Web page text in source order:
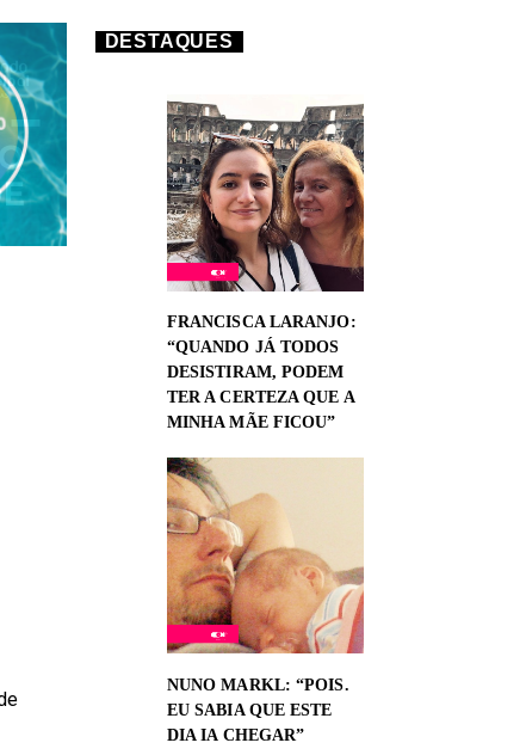
DESTAQUES
FRANCISCA LARANJO:
“QUANDO JÁ TODOS
DESISTIRAM, PODEM
TER A CERTEZA QUE A
MINHA MÃE FICOU”
NUNO MARKL: “POIS.
EU SABIA QUE ESTE
DIA IA CHEGAR”